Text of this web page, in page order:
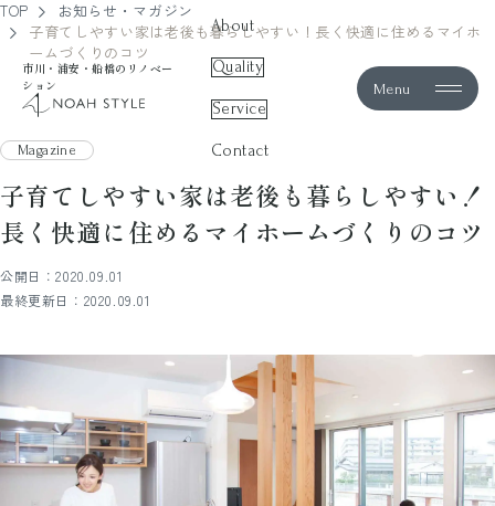
市川・浦安・船橋のリノベー
ション
noah style
About
Quality
Service
Contact
Menu
TOP
お知らせ・マガジン
子育てしやすい家は老後も暮らしやすい！長く快適に住めるマイホ
ームづくりのコツ
Magazine
子育てしやすい家は老後も暮らしやすい！
長く快適に住めるマイホームづくりのコツ
公開日：2020.09.01
最終更新日：2020.09.01